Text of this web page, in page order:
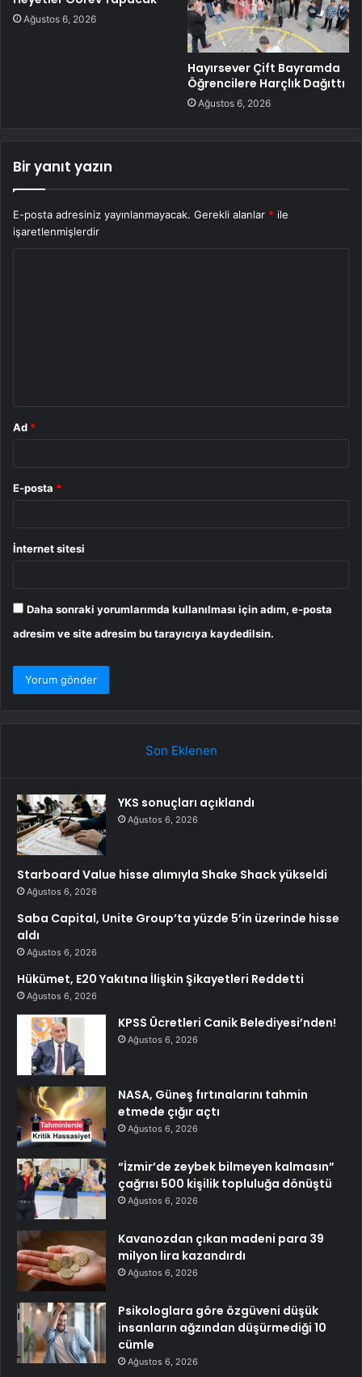
Ağustos 6, 2026
Hayırsever Çift Bayramda
Öğrencilere Harçlık Dağıttı
Ağustos 6, 2026
Bir yanıt yazın
E-posta adresiniz yayınlanmayacak. Gerekli alanlar * ile
işaretlenmişlerdir
Ad *
E-posta *
İnternet sitesi
Daha sonraki yorumlarımda kullanılması için adım, e-posta
adresim ve site adresim bu tarayıcıya kaydedilsin.
Son Eklenen
YKS sonuçları açıklandı
Ağustos 6, 2026
Starboard Value hisse alımıyla Shake Shack yükseldi
Ağustos 6, 2026
Saba Capital, Unite Group’ta yüzde 5’in üzerinde hisse
aldı
Ağustos 6, 2026
Hükümet, E20 Yakıtına İlişkin Şikayetleri Reddetti
Ağustos 6, 2026
KPSS Ücretleri Canik Belediyesi’nden!
Ağustos 6, 2026
NASA, Güneş fırtınalarını tahmin
etmede çığır açtı
Ağustos 6, 2026
“İzmir’de zeybek bilmeyen kalmasın”
çağrısı 500 kişilik topluluğa dönüştü
Ağustos 6, 2026
Kavanozdan çıkan madeni para 39
milyon lira kazandırdı
Ağustos 6, 2026
Psikologlara göre özgüveni düşük
insanların ağzından düşürmediği 10
cümle
Ağustos 6, 2026